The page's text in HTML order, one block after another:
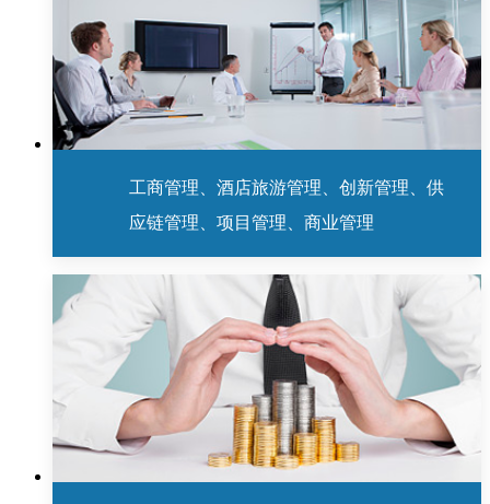
工商管理、酒店旅游管理、创新管理、供
应链管理、项目管理、商业管理